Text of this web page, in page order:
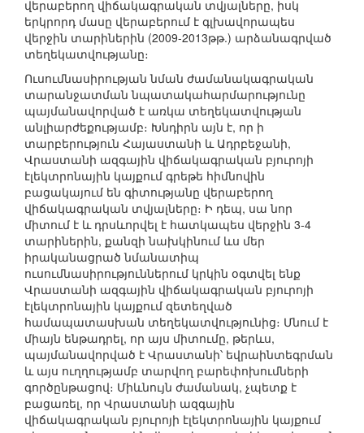
վերաբերող վիճակագրական տվյալները, իսկ
երկրորդ մասը վերաբերում է գլխավորապես
վերջին տարիներին (2009-2013թթ.) արձանագրված
տեղեկատվությանը։
Ուսումնասիրության նման ժամանակագրական
տարանջատման նպատակահարմարությունը
պայմանավորված է առկա տեղեկատվության
անլիարժեքությամբ։ Խնդիրն այն է, որ ի
տարբերություն Հայաստանի և Ադրբեջանի,
Վրաստանի ազգային վիճակագրական բյուրոյի
էլեկտրոնային կայքում գրեթե հիմնովին
բացակայում են գիտությանը վերաբերող
վիճակագրական տվյալները։ Ի դեպ, սա նոր
միտում է և դրսևորվել է հատկապես վերջին 3-4
տարիներին, քանզի նախկինում ևս մեր
իրականացրած նմանատիպ
ուսումնասիրություններում կրկին օգտվել ենք
Վրաստանի ազգային վիճակագրական բյուրոյի
էլեկտրոնային կայքում զետեղված
համապատասխան տեղեկատվությունից։ Մնում է
միայն ենթադրել, որ այս միտումը, թերևս,
պայմանավորված է Վրաստանի՝ եվրաինտեգրման
և այս ուղղությամբ տարվող բարեփոխումների
գործընթացով։ Միևնույն ժամանակ, չպետք է
բացառել, որ Վրաստանի ազգային
վիճակագրական բյուրոյի էլեկտրոնային կայքում